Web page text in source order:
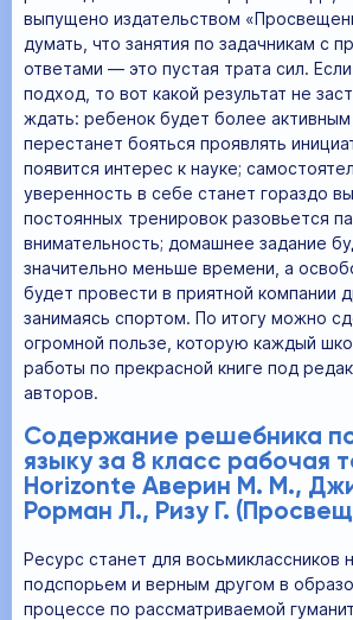
выпущено издательством
думать, что занятия по задачникам с
ответами — это пустая трата сил.
подход, то вот какой результат не
ждать: ребенок будет более активным
перестанет бояться проявлять
появится интерес к науке;
уверенность в себе станет гораздо
постоянных тренировок разовьется
внимательность; домашнее задание
значительно меньше времени, а
будет провести в приятной компании
занимаясь спортом. По итогу можно
огромной пользе, которую каждый
работы по прекрасной книге под
авторов.
Содержание решебника
языку за 8 класс рабочая
Horizonte Аверин М. М.,
Рорман Л., Ризу Г.
Ресурс станет для восьмиклассников
подспорьем и верным другом в
процессе по рассматриваемой